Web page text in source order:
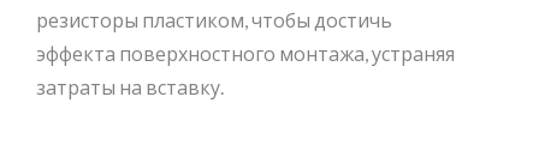
резисторы пластиком, чтобы достичь
эффекта поверхностного монтажа, устраняя
затраты на вставку.